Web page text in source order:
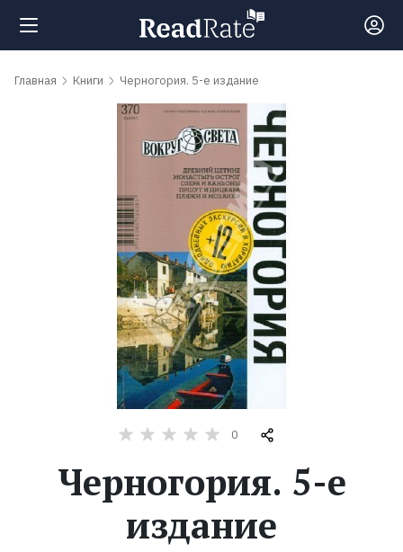
Поиск
обсуждаемые
Серии
Экранизации
Главная Книги Черногория. 5-е издание
0
Черногория. 5-е
издание